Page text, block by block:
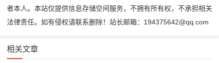
者本人。本站仅提供信息存储空间服务，不拥有所有权，不承担相关
法律责任。如有侵权请联系删除！站长邮箱：194375642@qq.com
相关文章